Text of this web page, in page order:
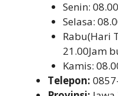
Senin:
Selasa:
Rabu(Hari
21.00Jam
Kamis:
Telepon: